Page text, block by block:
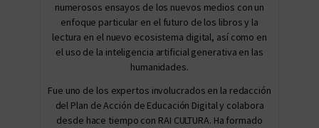
numerosos ensayos de los nuevos medios con un
enfoque particular en el futuro de los libros y la
lectura en el nuevo ecosistema digital, así como en
el uso de la inteligencia artificial generativa en las
humanidades.
Fue uno de los expertos involucrados en la redacción
del Plan de Acción de Educación Digital y colabora
desde hace tiempo con RAI CULTURA. Ha formado